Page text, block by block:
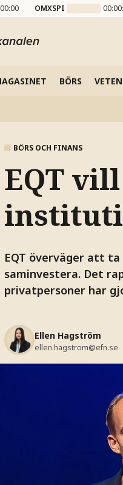
OMXSPI
BÖRS
BÖRS OCH FINANS
EQT
EQT överväger att
saminvestera. Det
privatpersoner har
Ellen Hagström
ellen.hagstrom@efn.se